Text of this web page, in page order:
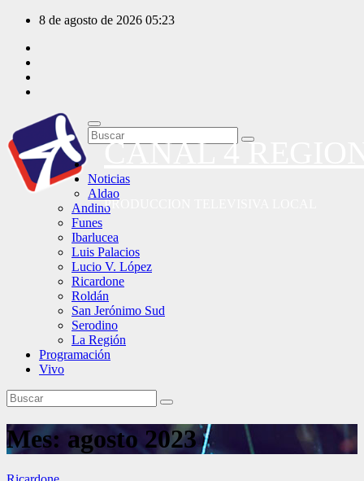
Saltar
contenido
8 de agosto de 2026 05:23
CANAL 4
PRODUCCION TELEVISIVA LOCAL
Noticias
Aldao
Andino
Funes
Ibarlucea
Luis Palacios
Lucio V. López
Ricardone
Roldán
San Jerónimo Sud
Serodino
La Región
Programación
Vivo
Mes: agosto 2023